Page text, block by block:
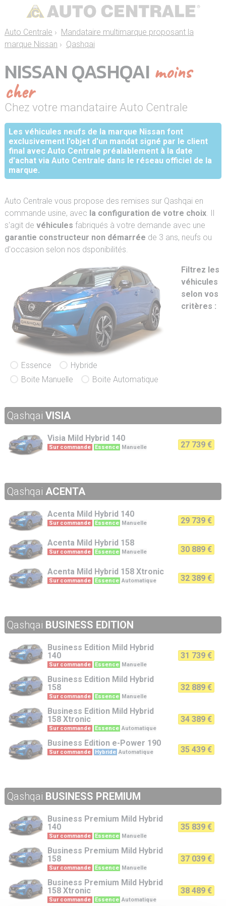
Auto Centrale › Mandataire multimarque proposant la
marque Nissan › Qashqai
NISSAN QASHQAI moins
cher
Chez votre mandataire Auto Centrale
Les véhicules neufs de la marque Nissan font
exclusivement l'objet d'un mandat signé par le client
final avec Auto Centrale préalablement à la date
d'achat via Auto Centrale dans le réseau officiel de la
marque.
Auto Centrale vous propose des remises sur Qashqai en
commande usine, avec la configuration de votre choix. Il
s'agit de véhicules fabriqués à votre demande avec une
garantie constructeur non démarrée de 3 ans, neufs ou
d'occasion selon nos dsponibilités.
Filtrez les
véhicules
selon vos
critères :
Essence
Hybride
Boite Manuelle
Boite Automatique
Qashqai VISIA
Visia Mild Hybrid 140
Sur commande Essence Manuelle 27 739 €
Qashqai ACENTA
Acenta Mild Hybrid 140
Sur commande Essence Manuelle 29 739 €
Acenta Mild Hybrid 158
Sur commande Essence Manuelle 30 889 €
Acenta Mild Hybrid 158 Xtronic
Sur commande Essence Automatique 32 389 €
Qashqai BUSINESS EDITION
Business Edition Mild Hybrid
140
Sur commande Essence Manuelle
31 739 €
Business Edition Mild Hybrid
158
Sur commande Essence Manuelle
32 889 €
Business Edition Mild Hybrid
158 Xtronic
Sur commande Essence Automatique
34 389 €
Business Edition e-Power 190
Sur commande Hybride Automatique 35 439 €
Qashqai BUSINESS PREMIUM
Business Premium Mild Hybrid
140
Sur commande Essence Manuelle
35 839 €
Business Premium Mild Hybrid
158
Sur commande Essence Manuelle
37 039 €
Business Premium Mild Hybrid
158 Xtronic
Sur commande Essence Automatique
38 489 €